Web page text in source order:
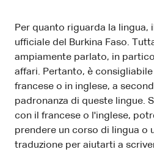
Per quanto riguarda la lingua,
ufficiale del Burkina Faso.
ampiamente parlato, in
affari. Pertanto, è
francese o in inglese, a
padronanza di queste lingue.
con il francese o l'inglese,
prendere un corso di lingua o
traduzione per aiutarti a